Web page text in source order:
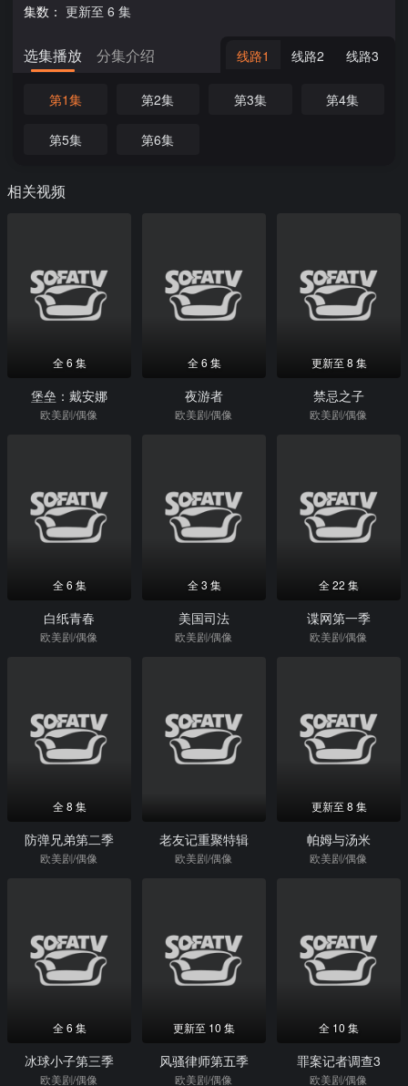
集数： 更新至 6 集
选集播放 分集介绍 线路1 线路2 线路3
第1集 第2集 第3集 第4集
第5集 第6集
相关视频
全 6 集
堡垒：戴安娜
欧美剧/偶像
全 6 集
夜游者
欧美剧/偶像
更新至 8 集
禁忌之子
欧美剧/偶像
全 6 集
白纸青春
欧美剧/偶像
全 3 集
美国司法
欧美剧/偶像
全 22 集
谍网第一季
欧美剧/偶像
全 8 集
防弹兄弟第二季
欧美剧/偶像
老友记重聚特辑
欧美剧/偶像
更新至 8 集
帕姆与汤米
欧美剧/偶像
全 6 集
冰球小子第三季
欧美剧/偶像
更新至 10 集
风骚律师第五季
欧美剧/偶像
全 10 集
罪案记者调查3
欧美剧/偶像